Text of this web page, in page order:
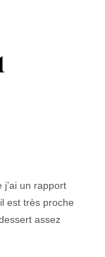
un rapport
est très proche
assez